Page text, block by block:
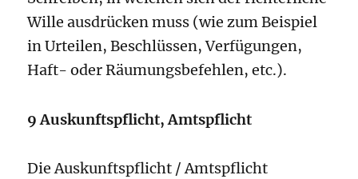
Wille ausdrücken muss (wie zum Beispiel
in Urteilen, Beschlüssen, Verfügungen,
Haft- oder Räumungsbefehlen, etc.).
9 Auskunftspflicht, Amtspflicht
Die Auskunftspflicht / Amtspflicht